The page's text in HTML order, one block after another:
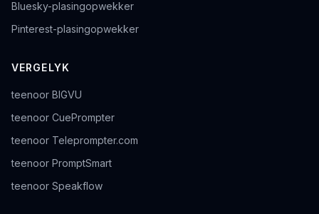
Bluesky-plasingopwekker
Pinterest-plasingopwekker
VERGELYK
teenoor BIGVU
teenoor CuePrompter
teenoor Teleprompter.com
teenoor PromptSmart
teenoor Speakflow